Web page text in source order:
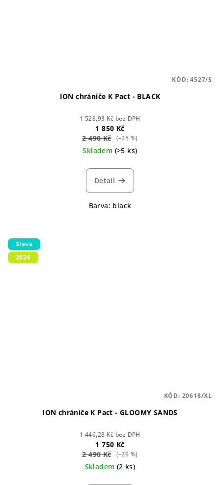
ION chrániče K Pact - BLACK
1 528,93 Kč bez DPH
1 850 Kč
2 490 Kč
(–25 %)
Skladem (>5 ks)
Detail
Barva: black
KÓD:4527/S
Sleva
2024
ION chrániče K Pact - GLOOMY SANDS
1 446,28 Kč bez DPH
1 750 Kč
2 490 Kč
(–29 %)
Skladem (2 ks)
KÓD: 20618/XL